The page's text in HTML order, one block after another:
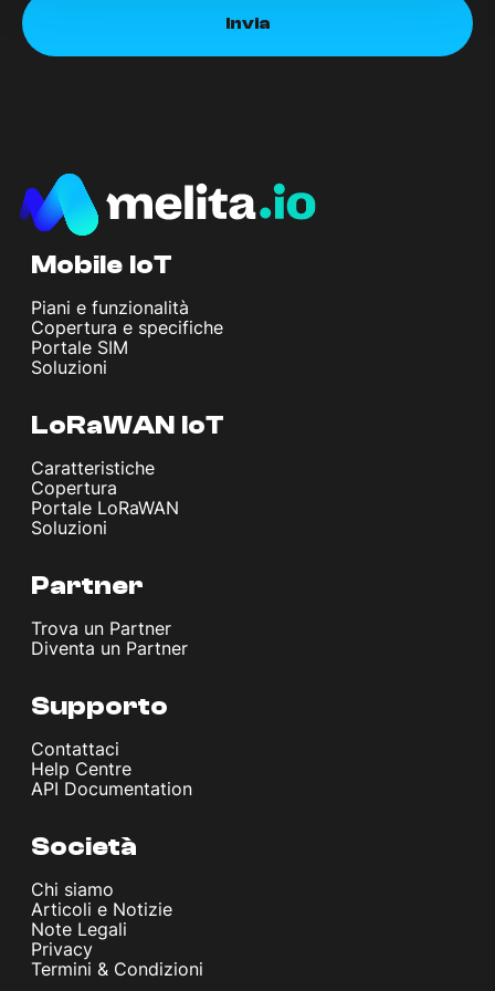
Mobile IoT
Piani e funzionalità
Copertura e specifiche
Portale SIM
Soluzioni
LoRaWAN IoT
Caratteristiche
Copertura
Portale LoRaWAN
Soluzioni
Partner
Trova un Partner
Diventa un Partner
Supporto
Contattaci
Help Centre
API Documentation
Società
Chi siamo
Articoli e Notizie
Note Legali
Privacy
Termini & Condizioni